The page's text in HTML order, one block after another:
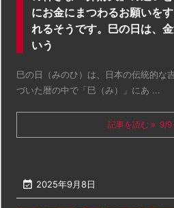
にお金にまつわるお願いを
れるそうです。巳の日は、
いう
巳の日（みのひ）は、日本の伝統的な
づいた暦の中で「巳（み）」にあ ...
記事を読む 9/9
 2025年9月8日